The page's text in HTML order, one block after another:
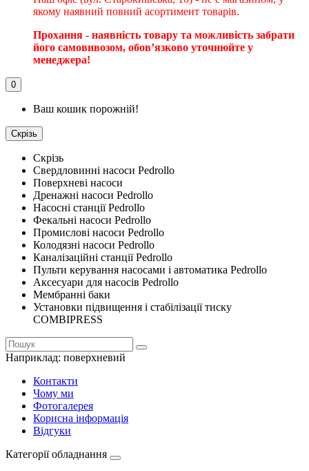
якому наявний повний асортимент товарів.
Прохання - наявність товару та можливість забрати
його самовивозом, обовʼязково уточнюйте у
менеджера!
0
Ваш кошик порожній!
Скрізь
Скрізь
Свердловинні насоси Pedrollo
Поверхневі насоси
Дренажні насоси Pedrollo
Насосні станції Pedrollo
Фекальні насоси Pedrollo
Промислові насоси Pedrollo
Колодязні насоси Pedrollo
Каналізаційні станції Pedrollo
Пульти керування насосами і автоматика Pedrollo
Аксесуари для насосів Pedrollo
Мембранні баки
Установки підвищення і стабілізації тиску
COMBIPRESS
Наприклад: поверхневий
Контакти
Чому ми
Фотогалерея
Корисна інформація
Відгуки
Категорії обладнання